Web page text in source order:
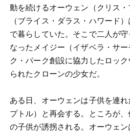
動を続けるオーウェン（クリス
（ブライス・ダラス・ハワード
で暮らしていた。そこで二人が
なったメイジー（イザベラ・サ
ク・パーク創設に協力したロッ
られたクローンの少女だ。
ある日、オーウェンは子供を連
プトル）と再会する。ところが
の子供が誘拐される。オーウェ